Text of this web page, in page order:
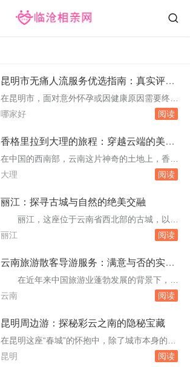
昆明市无痛人流服务优选指南：真实评价
与专业建议
在昆明市，面对意外怀孕或因健康原因需要终止
妊娠的女性，选择一家专业、安全、且服务周到
数据与用户反馈，为您详细解析昆明市内几家在
需要的女性提供一份实用且可靠的参考指南。选
择无痛人流的考量因素1. 专业资质：确保所选机
哪家好 阅读
香格里拉到大理的旅程：穿越云端的美丽
距离
在中国的西南部，云南这片神奇的土地上，香格
里拉与大理这两个名字如同两颗璀璨的明珠，镶
人叹为观止的自然风光和深厚的文化底蕴，更是
上一段从香格里拉到大理的旅程，用真实的数字
和生动的描述，记录下这段穿越云端的美丽距
大理 阅读
丽江：探寻古城与自然的绝美交融
丽江，这座位于云南省西北部的古城，以其
独特的纳西族文化、悠久的历史和壮丽的自然风
地，也是无数文艺青年和摄影爱好者的天堂。本
揭示那些隐藏在喧嚣之外的宁静与美丽。古城
内：历史的低语与现代生活的和谐共存走进丽江
丽江 阅读
云南旅游散客导游服务：满意与否的实地
考察与真实反馈
在近年来中国旅游业蓬勃发展的背景下，云
南以其独特的自然风光、丰富的民族文化以及多
地。随着散客旅游的兴起，如何保证散客在云南
实地考察和真实反馈，探讨云南旅游散客导游服
务的满意度，为未来的旅游服务提供参考。#散
云南 阅读
昆明周边游：探秘彩云之南的隐秘宝藏
在昆明这座“春城”的怀抱中，除了城市本身的魅
力外，其周边地区同样隐藏着无数令人心动的自
昆明 阅读